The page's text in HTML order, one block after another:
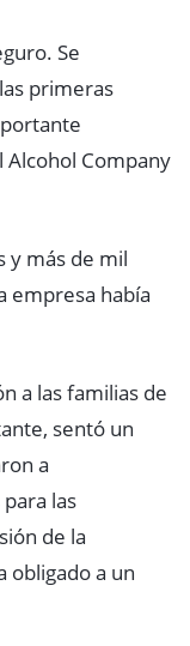
Se
primeras
Alcohol Company
y más de mil
empresa había
a las familias de
sentó un
a
las
de la
obligado a un